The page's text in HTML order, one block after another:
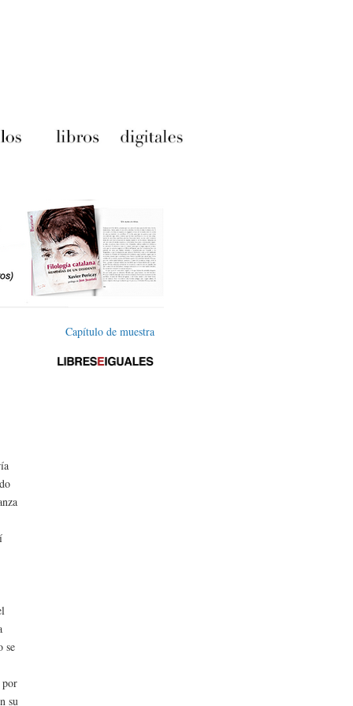
Capítulo de muestra
se
por
su